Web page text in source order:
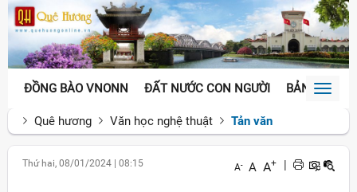
ĐỒNG BÀO VNONN ĐẤT NƯỚC CON NGƯỜI BẢN SẮCToggle
Quê hương
Văn học nghệ thuật Tản văn
Thứ hai, 08/01/2024 08:15 A- A A+